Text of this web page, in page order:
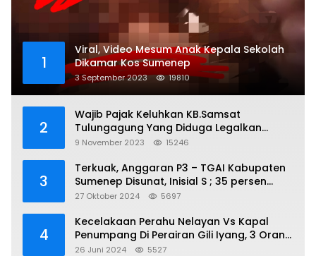
1
Viral, Video Mesum Anak Kepala Sekolah
Dikamar Kos Sumenep
3 September 2023 19810
2
Wajib Pajak Keluhkan KB.Samsat
Tulungagung Yang Diduga Legalkan
Pungli
9 November 2023 15246
3
Terkuak, Anggaran P3 – TGAI Kabupaten
Sumenep Disunat, Inisial S ; 35 persen
Bagian Oknum DPR- RI
27 Oktober 2024 5697
4
Kecelakaan Perahu Nelayan Vs Kapal
Penumpang Di Perairan Gili Iyang, 3 Orang
Hilang
26 Juni 2024 5527